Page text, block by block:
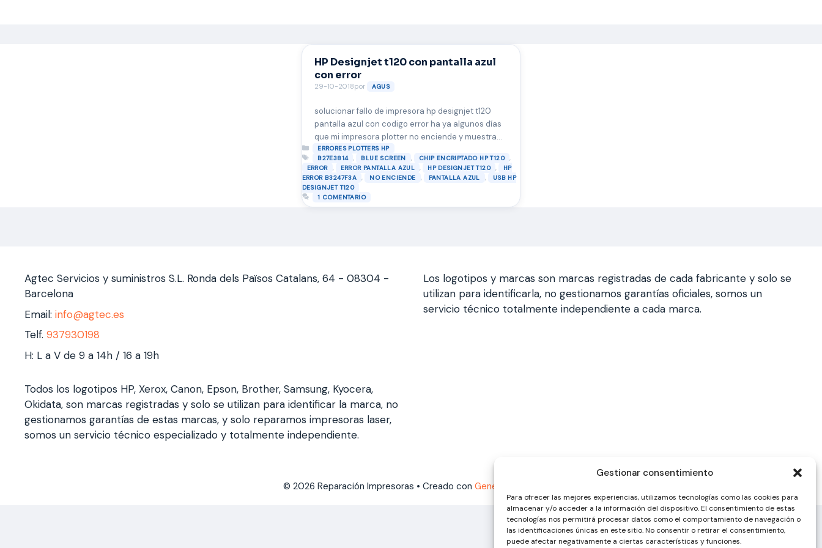
Gestionar consentimiento
Para ofrecer las mejores experiencias, utilizamos tecnologías como las cookies para
almacenar y/o acceder a la información del dispositivo. El consentimiento de estas
tecnologías nos permitirá procesar datos como el comportamiento de navegación o
las identificaciones únicas en este sitio. No consentir o retirar el consentimiento,
puede afectar negativamente a ciertas características y funciones.
HP Designjet t120 con pantalla azul
con error
29-10-2018por AGUS
solucionar fallo de impresora hp designjet t120
pantalla azul con codigo error ha ya algunos días
que mi impresora plotter no enciende y muestra
una pantalla azul con este código, lo he reiniciado
varias veces y nada, he desconectado e cable de
la electricidad y lo he dejado 10 minutos y
tampoco responde, por lo …
Categorías
ERRORES PLOTTERS HP
Etiquetas
B27E3814 , BLUE SCREEN , CHIP ENCRIPTADO HP T120 ,
ERROR , ERROR PANTALLA AZUL , HP DESIGNJET T120 ,
HP
ERROR B3247F3A
, NO ENCIENDE , PANTALLA AZUL ,
USB HP
DESIGNJET T120
1 COMENTARIO
Agtec Servicios y suministros S.L. Ronda dels Països Catalans, 64 - 08304 -
Barcelona
Email: info@agtec.es
Telf. 937930198
H: L a V de 9 a 14h / 16 a 19h
Todos los logotipos HP, Xerox, Canon, Epson, Brother, Samsung, Kyocera,
Okidata, son marcas registradas y solo se utilizan para identificar la marca, no
gestionamos garantías de estas marcas, y solo reparamos impresoras laser,
somos un servicio técnico especializado y totalmente independiente.
Los logotipos y marcas son marcas registradas de cada fabricante y solo se
utilizan para identificarla, no gestionamos garantías oficiales, somos un
servicio técnico totalmente independiente a cada marca.
© 2026 Reparación Impresoras • Creado con GeneratePress